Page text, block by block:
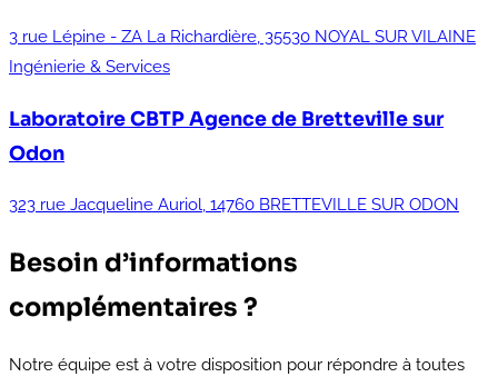
3 rue Lépine - ZA La Richardière, 35530 NOYAL SUR VILAINE
Ingénierie & Services
Laboratoire CBTPAgence de Bretteville sur
Odon
323 rue Jacqueline Auriol, 14760 BRETTEVILLE SUR ODON
Besoin d’informations
complémentaires ?
Notre équipe est à votre disposition pour répondre à toutes